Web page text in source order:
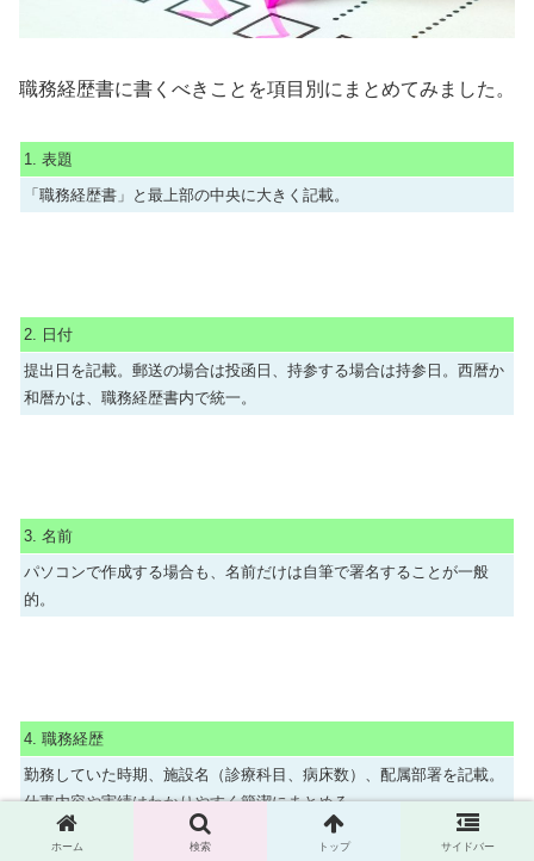
職務経歴書に書くべきことを項目別にまとめてみました。
1. 表題
「職務経歴書」と最上部の中央に大きく記載。
2. 日付
提出日を記載。郵送の場合は投函日、持参する場合は持参日。西暦か
和暦かは、職務経歴書内で統一。
3. 名前
パソコンで作成する場合も、名前だけは自筆で署名することが一般
的。
4. 職務経歴
勤務していた時期、施設名（診療科目、病床数）、配属部署を記載。
仕事内容や実績はわかりやすく簡潔にまとめる。
ホーム 検索 トップ サイドバー